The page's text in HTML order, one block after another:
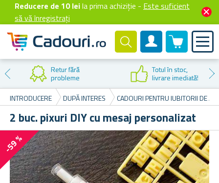
Reducere de 10 leila prima achiziție - Este suficient
să vă înregistrați
Cont client
0 produselor
Retur fără
probleme
Totul în stoc,
livrare imediată!
INTRODUCERE
DUPĂ INTERES CADOURI PENTRU IUBITORII DE
2 buc. pixuri DIY cu mesaj personalizat
-59 %